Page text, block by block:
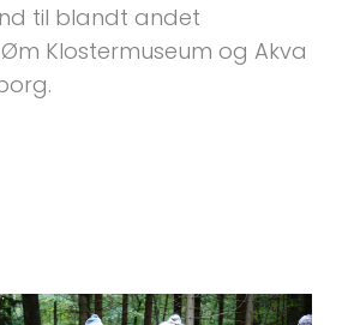
til blandt andet
Klostermuseum og Akva